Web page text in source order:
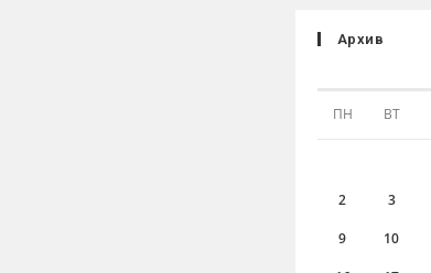
Архив
ПН ВТ
2 3
9 10